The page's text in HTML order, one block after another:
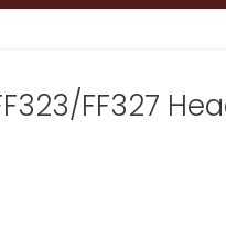
FF327